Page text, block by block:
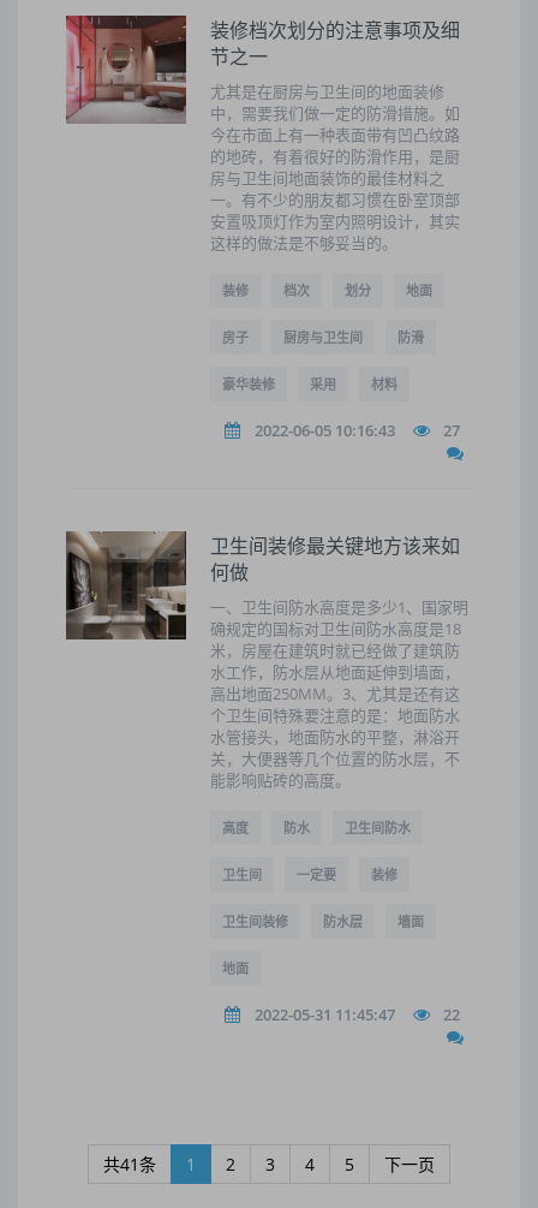
装修档次划分的注意事项及细
节之一
尤其是在厨房与卫生间的地面装修
中，需要我们做一定的防滑措施。如
今在市面上有一种表面带有凹凸纹路
的地砖，有着很好的防滑作用，是厨
房与卫生间地面装饰的最佳材料之
一。有不少的朋友都习惯在卧室顶部
安置吸顶灯作为室内照明设计，其实
这样的做法是不够妥当的。
装修 档次 划分 地面
房子 厨房与卫生间 防滑
豪华装修 采用 材料
2022-06-05 10:16:43 27
卫生间装修最关键地方该来如
何做
一、卫生间防水高度是多少1、国家明
确规定的国标对卫生间防水高度是18
米，房屋在建筑时就已经做了建筑防
水工作，防水层从地面延伸到墙面，
高出地面250MM。3、尤其是还有这
个卫生间特殊要注意的是：地面防水
水管接头，地面防水的平整，淋浴开
关，大便器等几个位置的防水层，不
能影响贴砖的高度。
高度 防水 卫生间防水
卫生间 一定要 装修
卫生间装修 防水层 墙面
地面
2022-05-31 11:45:47 22
共41条 1 2 3 4 5 下一页